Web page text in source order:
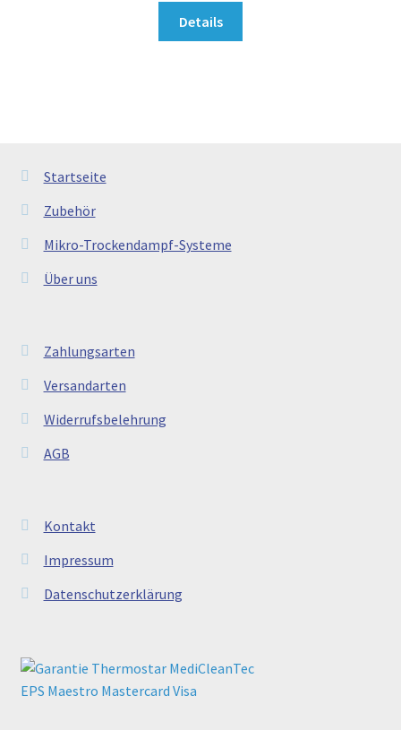
Details
Startseite
Zubehör
Mikro-Trockendampf-Systeme
Über uns
Zahlungsarten
Versandarten
Widerrufsbelehrung
AGB
Kontakt
Impressum
Datenschutzerklärung